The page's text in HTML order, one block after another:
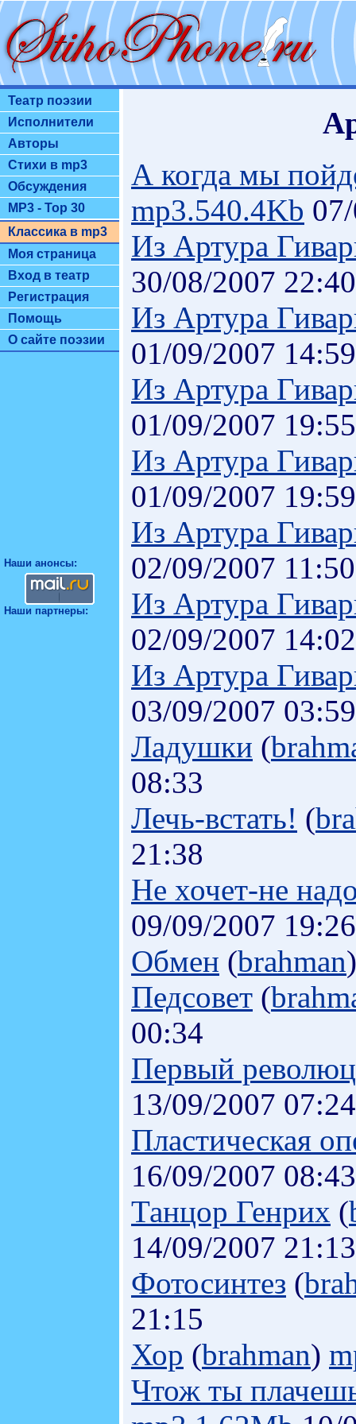
Театр поэзии
Исполнители
Авторы
Стихи в mp3
Обсуждения
MP3 - Top 30
Классика в mp3
Моя страница
Вход в театр
Регистрация
Помощь
О сайте поэзии
Наши анонсы:
Наши партнеры:
А когда мы
mp3.540.4Kb
Из Артура
30/08/2007 22:40
Из Артура
01/09/2007 14:59
Из Артура
01/09/2007 19:55
Из Артура
01/09/2007 19:59
Из Артура
02/09/2007 11:50
Из Артура
02/09/2007 14:02
Из Артура
03/09/2007 03:59
Ладушки (
08:33
Лечь-встать! (
21:38
Не хочет-не
09/09/2007 19:26
Обмен (brahman
Педсовет (
00:34
Первый
13/09/2007 07:24
Пластическая
16/09/2007 08:43
Танцор Генрих (
14/09/2007 21:13
Фотосинтез (
21:15
Хор (brahman)
Чтож ты